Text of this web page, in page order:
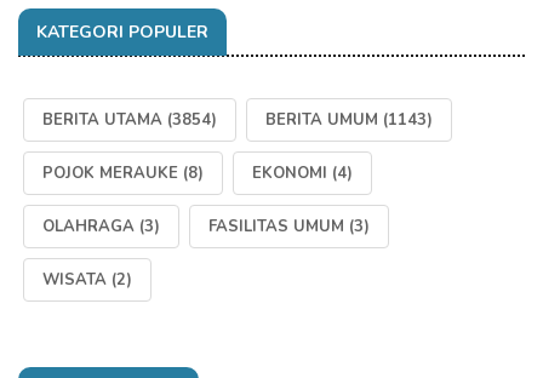
KATEGORI POPULER
BERITA UTAMA (3854) BERITA UMUM (1143)
POJOK MERAUKE (8) EKONOMI (4)
OLAHRAGA (3) FASILITAS UMUM (3)
WISATA (2)